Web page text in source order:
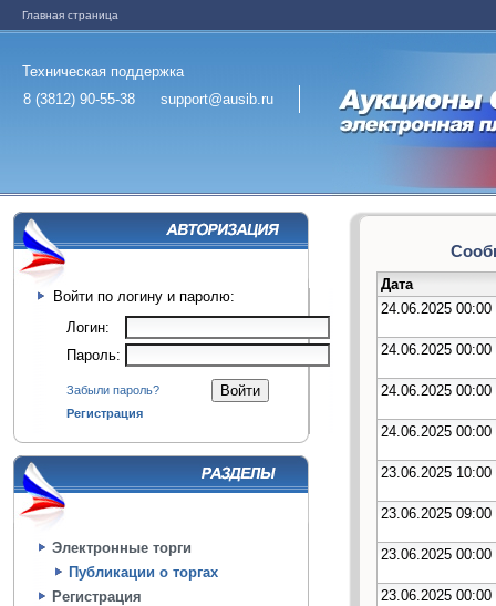
Главная страница
Техническая поддержка
8 (3812) 90-55-38
support@ausib.ru
Войти по логину и паролю:
Логин:
Пароль:
Забыли пароль?
Регистрация
Электронные торги
Публикации о торгах
Регистрация
Дата
24.06.2025 00:00
24.06.2025 00:00
24.06.2025 00:00
24.06.2025 00:00
23.06.2025 10:00
23.06.2025 09:00
23.06.2025 00:00
23.06.2025 00:00